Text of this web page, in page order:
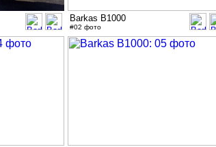
Barkas B1000
#02 фото